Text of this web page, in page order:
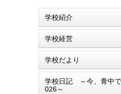
学校紹介
学校経営
学校だより
学校日記 ～今、青中
026～